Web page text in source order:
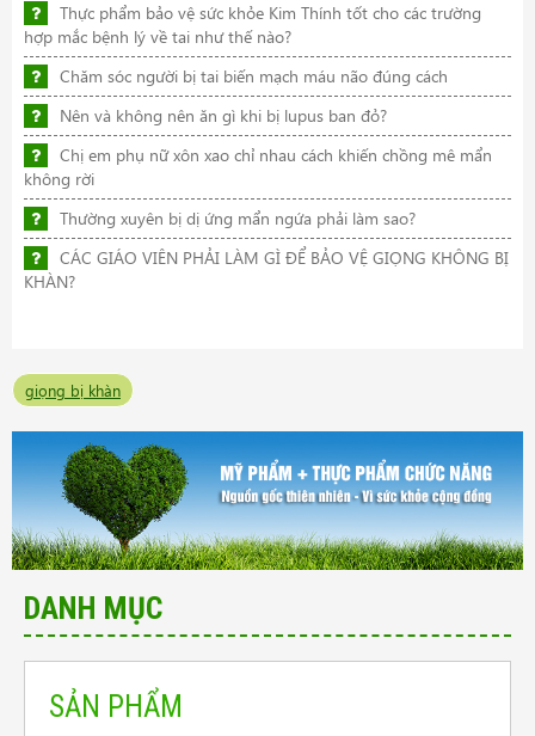
Thực phẩm bảo vệ sức khỏe Kim Thính tốt cho các trường
hợp mắc bệnh lý về tai như thế nào?
Chăm sóc người bị tai biến mạch máu não đúng cách
Nên và không nên ăn gì khi bị lupus ban đỏ?
Chị em phụ nữ xôn xao chỉ nhau cách khiến chồng mê mẩn
không rời
Thường xuyên bị dị ứng mẩn ngứa phải làm sao?
CÁC GIÁO VIÊN PHẢI LÀM GÌ ĐỂ BẢO VỆ GIỌNG KHÔNG BỊ
KHÀN?
giọng bị khàn
DANH MỤC
SẢN PHẨM